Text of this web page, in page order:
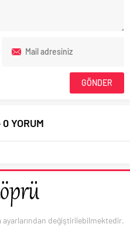
YORUM
ayarlarından değiştirilebilmektedir.